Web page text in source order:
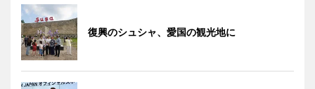
復興のシュシャ、愛国の観光地に